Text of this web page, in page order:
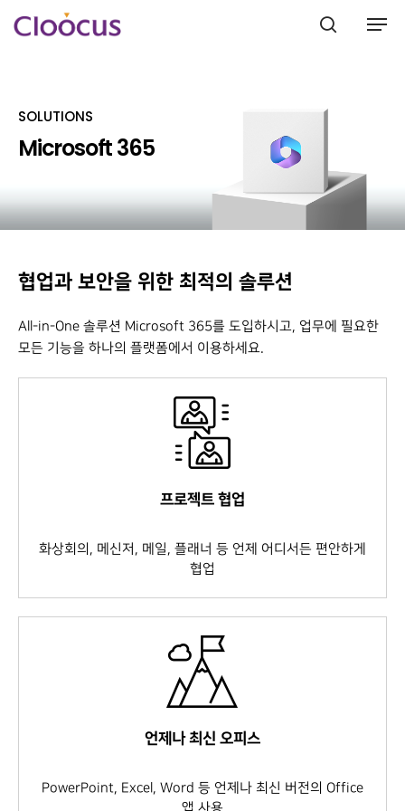
Hit enter to search or ESC to close
SOLUTIONS
Microsoft 365​
협업과 보안을 위한 최적의 솔루션
All-in-One 솔루션 Microsoft 365를 도입하시고, 업무에 필요한
모든 기능을 하나의 플랫폼에서 이용하세요.
프로젝트 협업
화상회의, 메신저, 메일, 플래너 등 언제 어디서든 편안하게
협업
언제나 최신 오피스
PowerPoint, Excel, Word 등 언제나 최신 버전의 Office